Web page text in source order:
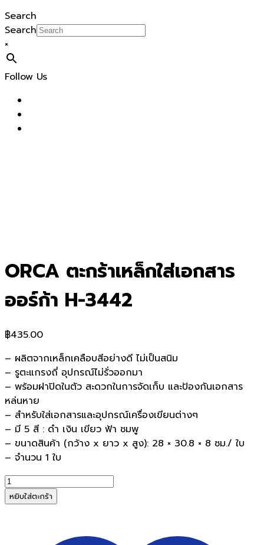
Search
Search
×
Follow Us
ORCA ตะกร้าเหล็กใส่เอกสาร
ออร์ก้า H-3442
฿435.00
– ผลิตจากเหล็กเคลือบสีอย่างดี ไม่เป็นสนิม
– รูตะแกรงถี่ อุปกรณ์ไม่รั่วออกมา
– พร้อมฝาปิดในตัว สะดวกในการจัดเก็บ และป้องกันเอกสาร
หล่นหาย
– สำหรับใส่เอกสารและอุปกรณ์เครื่องเขียนต่างๆ
– มี 5 สี : ดำ เงิน เขียว ฟ้า ชมพู
– ขนาดสินค้า (กว้าง x ยาว x สูง): 28 × 30.8 × 8 ซม./ ใบ
– จำนวน 1 ใบ
จำนวน
ORCA
ตะกร้า
หยิบใส่ตะกร้า